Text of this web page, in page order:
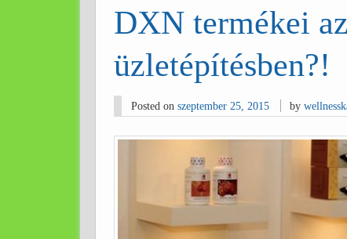
DXN termékei
üzletépítésben?!
Posted on szeptember 25, 2015 by